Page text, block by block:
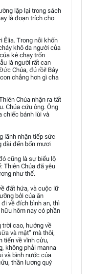
lặp lại trong sách
là đoạn trích cho
Êlia. Trong nỗi khốn
khô da người của
kẻ chạy trốn
là người rất can
Chúa, đủ rồi! Bây
chẳng hơn gì cha
Chúa nhận ra tất
Chúa cứu ông. Ông
chiếc bánh lùi và
lãnh nhận tiếp sức
dài đến bốn mươi
cũng là sự biểu lộ
Thiên Chúa đã yêu
như thế.
đất hứa, và cuộc lữ
bởi của ăn
về đích bình an, thì
hôm nay có phần
trời cao, hướng về
và mật” mà thôi,
tiến về vĩnh cửu,
không phải manna
và bình nước của
thần lương quý